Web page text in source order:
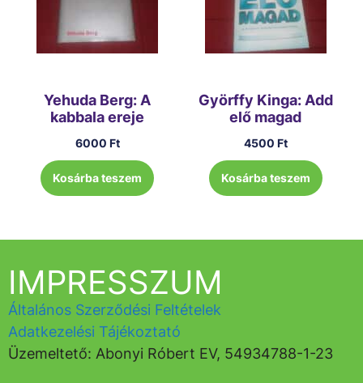
Yehuda Berg: A
kabbala ereje
6000 Ft
Kosárba teszem
Györffy Kinga: Add
elő magad
4500 Ft
Kosárba teszem
IMPRESSZUM
Általános Szerződési Feltételek
Adatkezelési Tájékoztató
Üzemeltető: Abonyi Róbert EV, 54934788-1-23